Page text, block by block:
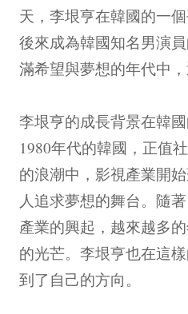
天，李垠亨在韓國的一
後來成為韓國知名男演
滿希望與夢想的年代中
李垠亨的成長背景在韓國
1980年代的韓國，正值
的浪潮中，影視產業開
人追求夢想的舞台。隨
產業的興起，越來越多
的光芒。李垠亨也在這
到了自己的方向。